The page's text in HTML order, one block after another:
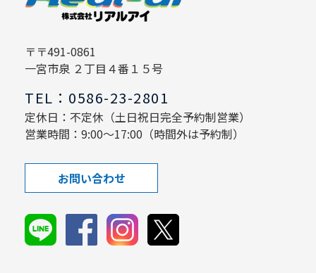
〒〒491-0861
一宮市泉 ２丁目４番１５号
TEL：0586-23-2801
定休日：不定休（土日祝日完全予約制営業）
営業時間：9:00～17:00（時間外は予約制）
お問い合わせ